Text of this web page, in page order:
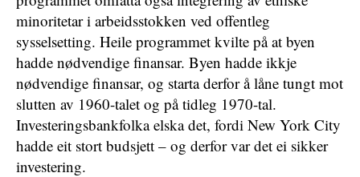
minoritetar i arbeidsstokken ved offentleg
sysselsetting. Heile programmet kvilte på at byen
hadde nødvendige finansar. Byen hadde ikkje
nødvendige finansar, og starta derfor å låne tungt mot
slutten av 1960-talet og på tidleg 1970-tal.
Investeringsbankfolka elska det, fordi New York City
hadde eit stort budsjett – og derfor var det ei sikker
investering.